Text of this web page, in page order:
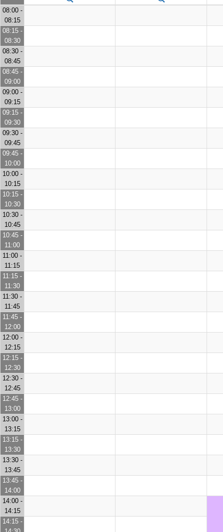
08:00 -
08:15
08:15 -
08:30
08:30 -
08:45
08:45 -
09:00
09:00 -
09:15
09:15 -
09:30
09:30 -
09:45
09:45 -
10:00
10:00 -
10:15
10:15 -
10:30
10:30 -
10:45
10:45 -
11:00
11:00 -
11:15
11:15 -
11:30
11:30 -
11:45
11:45 -
12:00
12:00 -
12:15
12:15 -
12:30
12:30 -
12:45
12:45 -
13:00
13:00 -
13:15
13:15 -
13:30
13:30 -
13:45
13:45 -
14:00
14:00 -
14:15
14:15 -